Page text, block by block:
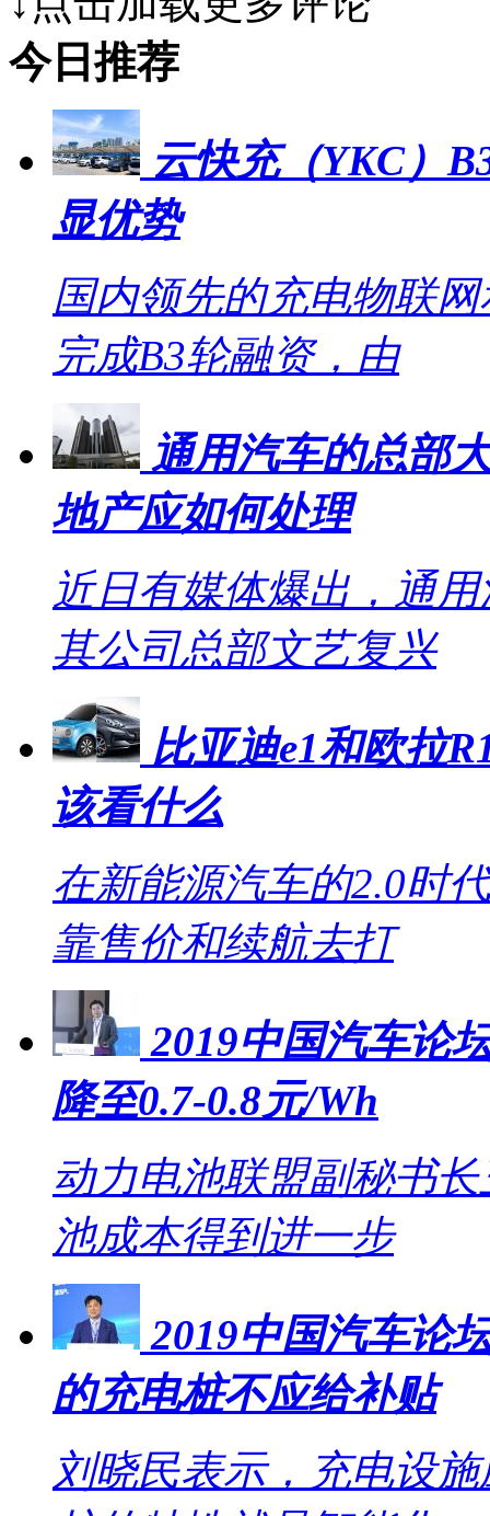
今日推荐
云快充（YKC）
显优势
国内领先的充电物联
完成B3轮融资，由
通用汽车的总部
地产应如何处理
近日有媒体爆出，通
其公司总部文艺复兴
比亚迪e1和欧拉
该看什么
在新能源汽车的2.0时
靠售价和续航去打
2019中国汽车论
降至0.7-0.8元/Wh
动力电池联盟副秘书
池成本得到进一步
2019中国汽车论
的充电桩不应给补贴
刘晓民表示，充电设